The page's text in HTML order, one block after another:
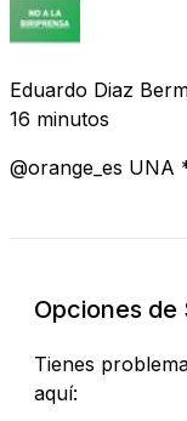
Eduardo Diaz
16 minutos
@orange_es
Opciones
Tienes
aquí: